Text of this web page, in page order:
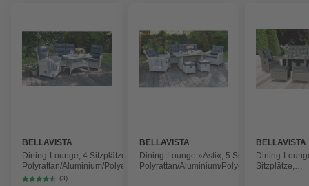
BELLAVISTA
Dining-Lounge, 4 Sitzplätze,
Polyrattan/Aluminium/Polyester/Glas,
inkl. Auflagen
(3)
BELLAVISTA
Dining-Lounge »Asti«, 5 Sitzplätze,
Polyrattan/Aluminium/Polyester/Glas,
BELLAVISTA
Dining-
Sitzplätze,